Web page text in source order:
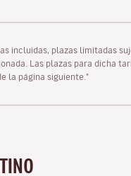
incluidas, plazas limitadas
Las plazas para dicha
la página siguiente."